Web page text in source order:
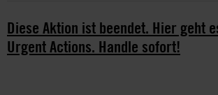
Diese Aktion ist beendet. Hier geht
Urgent Actions. Handle sofort!